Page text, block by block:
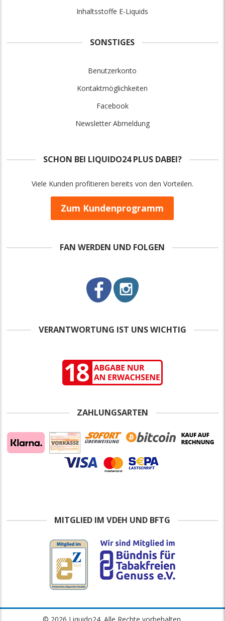
Inhaltsstoffe E-Liquids
SONSTIGES
Benutzerkonto
Kontaktmöglichkeiten
Facebook
Newsletter Abmeldung
SCHON BEI LIQUIDO24 PLUS DABEI?
Viele Kunden profitieren bereits von den Vorteilen.
Zum Kundenprogramm
FAN WERDEN UND FOLGEN
VERANTWORTUNG IST UNS WICHTIG
ZAHLUNGSARTEN
MITGLIED IM VDEH UND BFTG
© 2026 Liquido24. Alle Rechte vorbehalten.